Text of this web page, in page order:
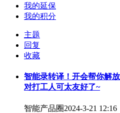
我的延保
我的积分
主题
回复
收藏
智能录转译！开会帮你解
对打工人可太友好了~
智能产品圈2024-3-21 12:16